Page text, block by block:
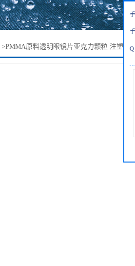
>PMMA原料透明眼镜片亚克力颗粒 注塑 Q